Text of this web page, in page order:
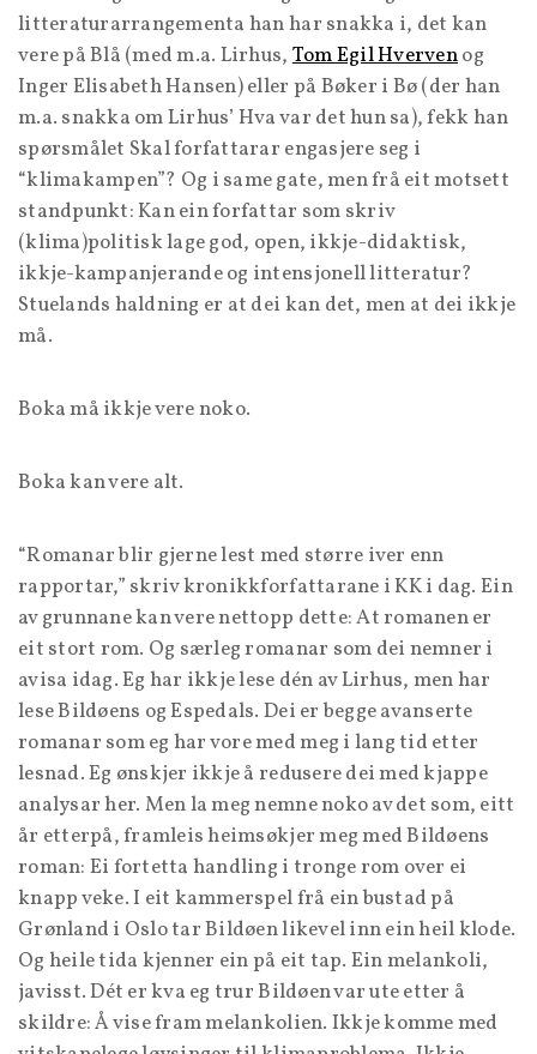
litteraturarrangementa han har snakka i, det kan
vere på Blå (med m.a. Lirhus,Tom Egil Hvervenog
Inger Elisabeth Hansen) eller på Bøker i Bø (der han
m.a. snakka om Lirhus’ Hva var det hun sa), fekk han
spørsmålet Skal forfattarar engasjere seg i
“klimakampen”? Og i same gate, men frå eit motsett
standpunkt: Kan ein forfattar som skriv
(klima)politisk lage god, open, ikkje-didaktisk,
ikkje-kampanjerande og intensjonell litteratur?
Stuelands haldning er at dei kan det, men at dei ikkje
må.
Boka må ikkje vere noko.
Boka kan vere alt.
“Romanar blir gjerne lest med større iver enn
rapportar,” skriv kronikkforfattarane i KK i dag. Ein
av grunnane kan vere nettopp dette: At romanen er
eit stort rom. Og særleg romanar som dei nemner i
avisa idag. Eg har ikkje lese dén av Lirhus, men har
lese Bildøens og Espedals. Dei er begge avanserte
romanar som eg har vore med meg i lang tid etter
lesnad. Eg ønskjer ikkje å redusere dei med kjappe
analysar her. Men la meg nemne noko av det som, eitt
år etterpå, framleis heimsøkjer meg med Bildøens
roman: Ei fortetta handling i tronge rom over ei
knapp veke. I eit kammerspel frå ein bustad på
Grønland i Oslo tar Bildøen likevel inn ein heil klode.
Og heile tida kjenner ein på eit tap. Ein melankoli,
javisst. Dét er kva eg trur Bildøen var ute etter å
skildre: Å vise fram melankolien. Ikkje komme med